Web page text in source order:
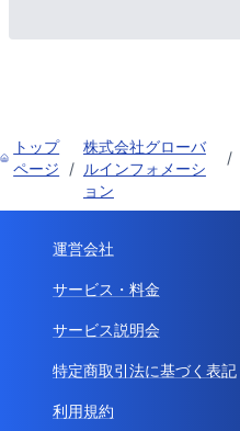
トップ
ページ
/
株式会社グローバ
ルインフォメーシ
ョン
/
運営会社
サービス・料金
サービス説明会
特定商取引法に基づく表記
利用規約